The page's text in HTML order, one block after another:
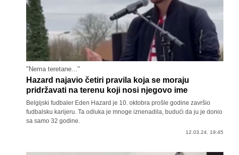
"Nema teretane..."
Hazard najavio četiri pravila koja se moraju
pridržavati na terenu koji nosi njegovo ime
Belgijski fudbaler Eden Hazard je 10. oktobra prošle godine završio
fudbalsku karijeru. Ta odluka je mnoge iznenadila, budući da ju je donio
sa samo 32 godine.
12.03.24. 19:45